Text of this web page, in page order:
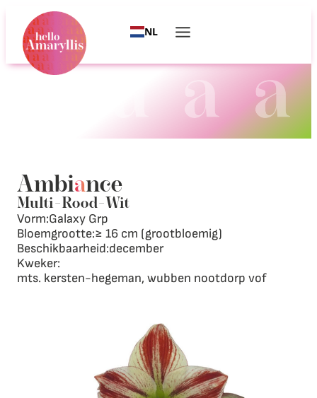
NL
Ambiance
Multi–Rood–Wit
Vorm:Galaxy Grp
Bloemgrootte:≥ 16 cm (grootbloemig)
Beschikbaarheid:december
Kweker:
mts. kersten-hegeman, wubben nootdorp vof